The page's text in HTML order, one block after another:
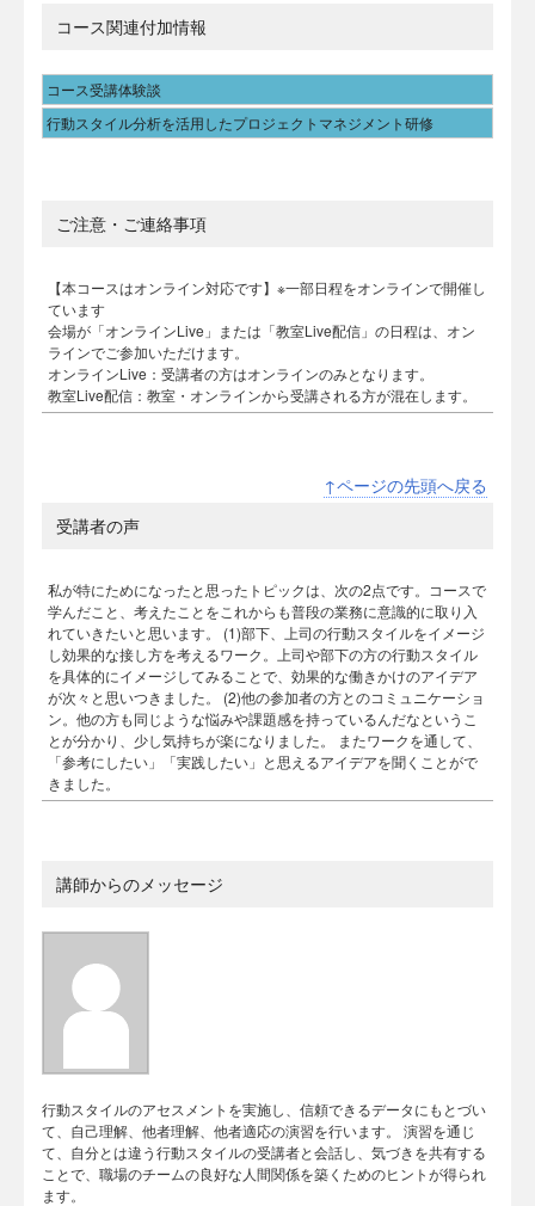
コース関連付加情報
コース受講体験談
行動スタイル分析を活用したプロジェクトマネジメント研修
ご注意・ご連絡事項
【本コースはオンライン対応です】※一部日程をオンラインで開催し
ています
会場が「オンラインLive」または「教室Live配信」の日程は、オン
ラインでご参加いただけます。
オンラインLive：受講者の方はオンラインのみとなります。
教室Live配信：教室・オンラインから受講される方が混在します。
↑ページの先頭へ戻る
受講者の声
私が特にためになったと思ったトピックは、次の2点です。コースで
学んだこと、考えたことをこれからも普段の業務に意識的に取り入
れていきたいと思います。 (1)部下、上司の行動スタイルをイメージ
し効果的な接し方を考えるワーク。上司や部下の方の行動スタイル
を具体的にイメージしてみることで、効果的な働きかけのアイデア
が次々と思いつきました。 (2)他の参加者の方とのコミュニケーショ
ン。他の方も同じような悩みや課題感を持っているんだなというこ
とが分かり、少し気持ちが楽になりました。 またワークを通して、
「参考にしたい」「実践したい」と思えるアイデアを聞くことがで
きました。
講師からのメッセージ
行動スタイルのアセスメントを実施し、信頼できるデータにもとづい
て、自己理解、他者理解、他者適応の演習を行います。 演習を通じ
て、自分とは違う行動スタイルの受講者と会話し、気づきを共有する
ことで、職場のチームの良好な人間関係を築くためのヒントが得られ
ます。